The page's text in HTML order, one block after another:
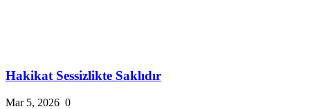
Hakikat Sessizlikte Saklıdır
Mar 5, 2026 0